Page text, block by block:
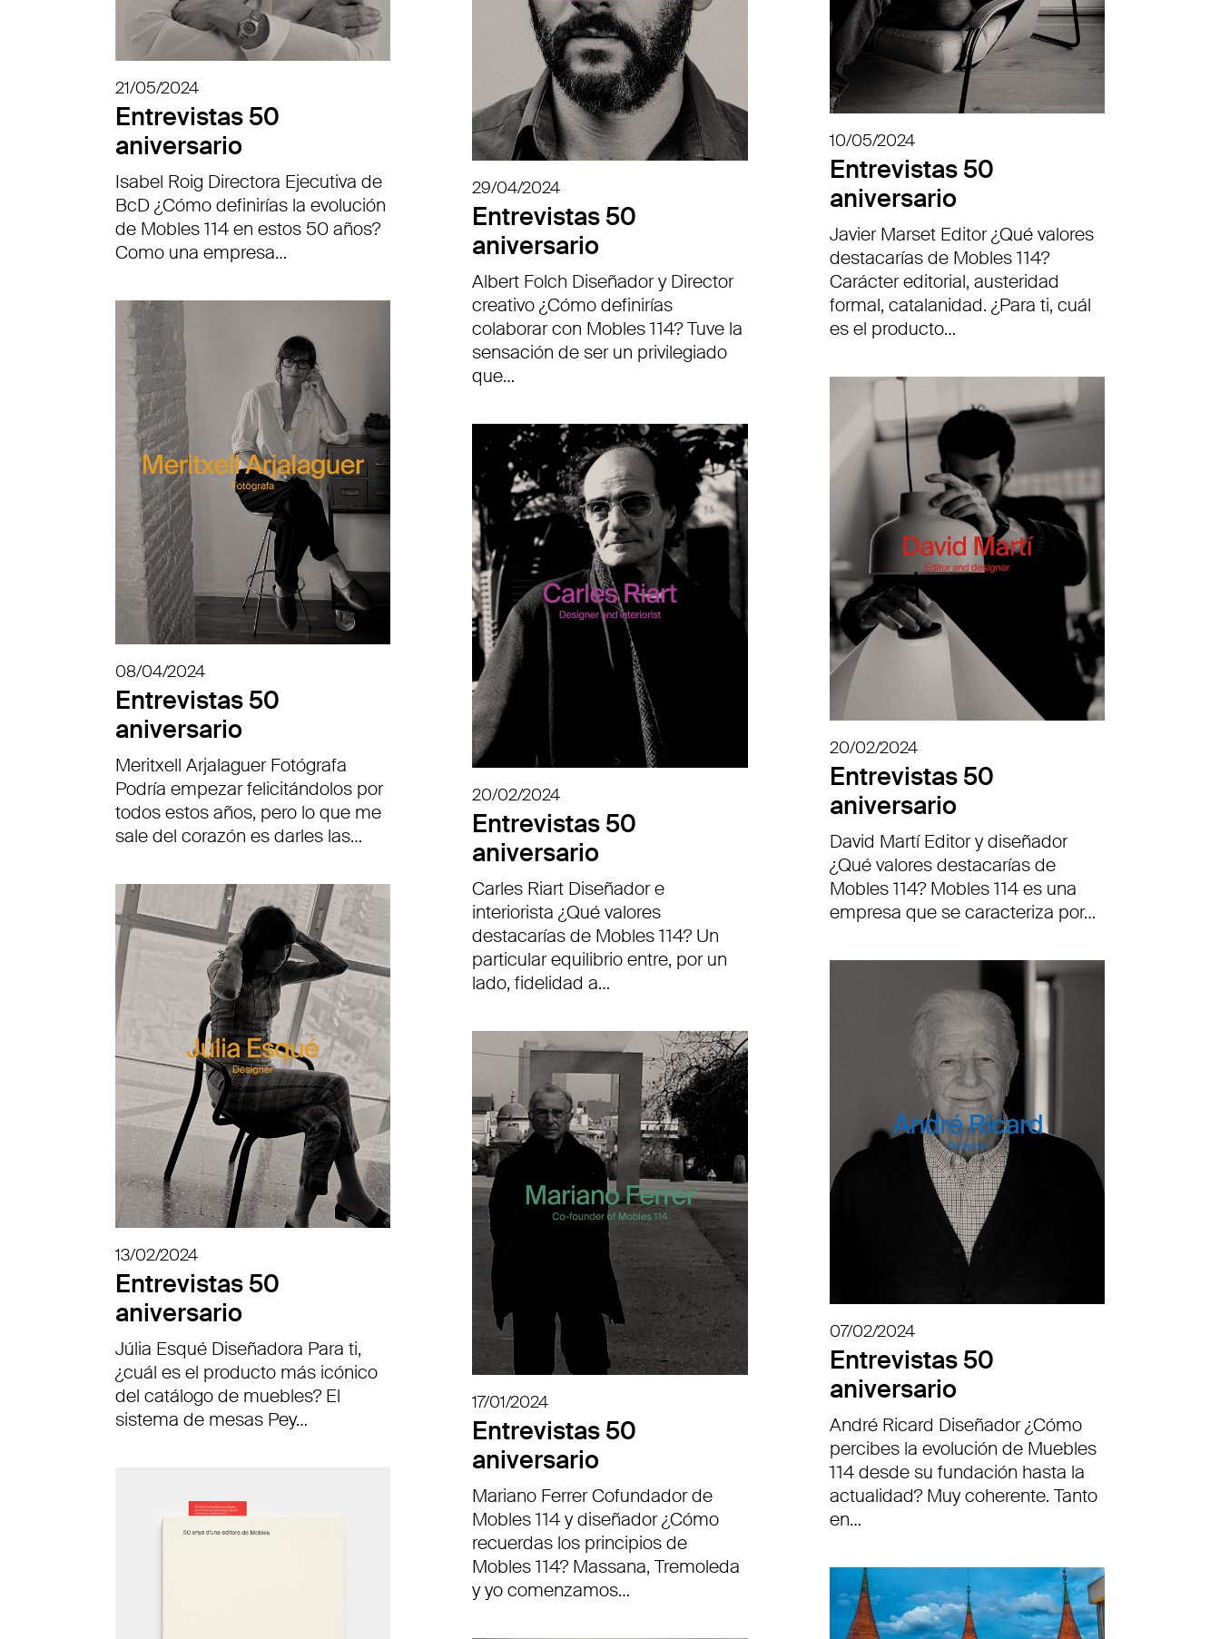
Entrevistas 50
aniversario
21/05/2024
Isabel Roig Directora Ejecutiva de
BcD ¿Cómo definirías la evolución
de Mobles 114 en estos 50 años?
Como una empresa…
Entrevistas 50
aniversario
10/05/2024
Javier Marset Editor ¿Qué valores
destacarías de Mobles 114?
Carácter editorial, austeridad
formal, catalanidad. ¿Para ti, cuál
es el producto…
Entrevistas 50
aniversario
29/04/2024
Albert Folch Diseñador y Director
creativo ¿Cómo definirías
colaborar con Mobles 114? Tuve la
sensación de ser un privilegiado
que…
Entrevistas 50
aniversario
08/04/2024
Meritxell Arjalaguer Fotógrafa
Podría empezar felicitándolos por
todos estos años, pero lo que me
sale del corazón es darles las…
Entrevistas 50
aniversario
20/02/2024
David Martí Editor y diseñador
¿Qué valores destacarías de
Mobles 114? Mobles 114 es una
empresa que se caracteriza por…
Entrevistas 50
aniversario
20/02/2024
Carles Riart Diseñador e
interiorista ¿Qué valores
destacarías de Mobles 114? Un
particular equilibrio entre, por un
lado, fidelidad a…
Entrevistas 50
aniversario
13/02/2024
Júlia Esqué Diseñadora Para ti,
¿cuál es el producto más icónico
del catálogo de muebles? El
sistema de mesas Pey…
Entrevistas 50
aniversario
07/02/2024
André Ricard Diseñador ¿Cómo
percibes la evolución de Muebles
114 desde su fundación hasta la
actualidad? Muy coherente. Tanto
en…
Entrevistas 50
aniversario
17/01/2024
Mariano Ferrer Cofundador de
Mobles 114 y diseñador ¿Cómo
recuerdas los principios de
Mobles 114? Massana, Tremoleda
y yo comenzamos…